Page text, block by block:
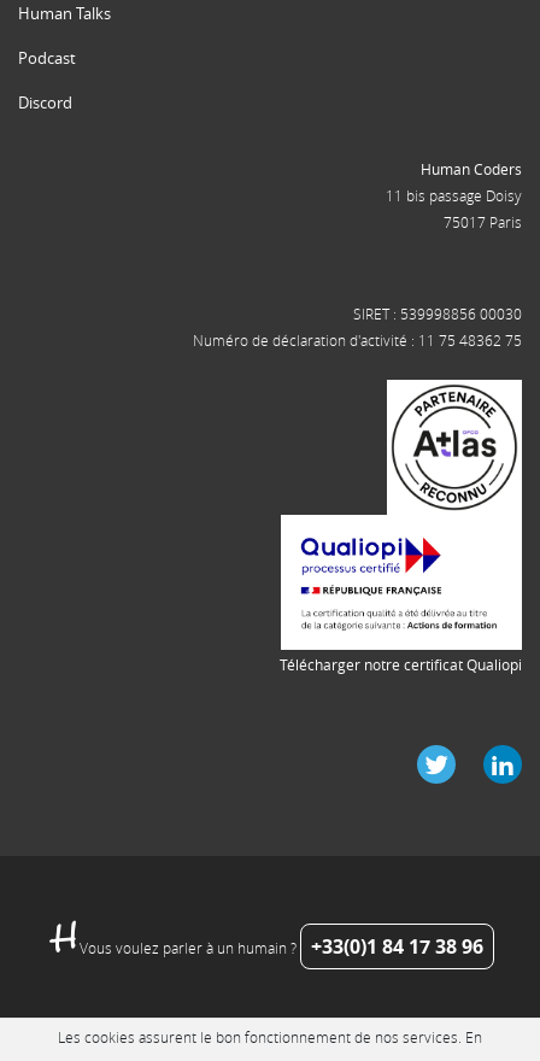
Human Talks
Podcast
Discord
Human Coders
11 bis passage Doisy
75017 Paris
SIRET : 539998856 00030
Numéro de déclaration d'activité : 11 75 48362 75
Télécharger notre certificat Qualiopi
Vous voulez parler à un humain ? +33(0)1 84 17 38 96
Les cookies assurent le bon fonctionnement de nos services. En